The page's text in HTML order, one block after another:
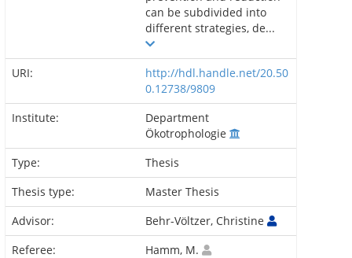
can be subdivided into
different strategies, de...
URI:
http://hdl.handle.net/20.50
0.12738/9809
Institute:
Department
Ökotrophologie
Type:
Thesis
Thesis type:
Master Thesis
Advisor:
Behr-Völtzer, Christine
Referee:
Hamm, M.